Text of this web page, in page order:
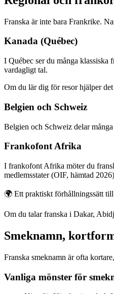
Franska är inte bara Frankrike.
Kanada (Québec)
I Québec ser du många
vardagligt tal.
Om du lär dig för resor hjälper
Belgien och Schweiz
Belgien och Schweiz delar
Frankofont Afrika
I frankofont Afrika möter du
medlemsstater (OIF, hämtad
🌍 Ett praktiskt förhållningssätt
Om du talar franska i Dakar,
Smeknamn,
Franska smeknamn är ofta
Vanliga mönster för